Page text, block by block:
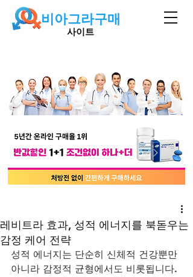
비아그라구매
사이트
레비트라 효과, 성적 에너지를 북돋우는
감정 케어 전략
성적 에너지는 단순히 신체적 건강뿐만
아니라 감정적 균형에서도 비롯됩니다.